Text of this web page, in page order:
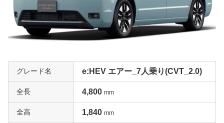
グレード名 e:HEV エアー_7人乗り(CVT_2.0)
全長 4,800 mm
全高 1,840 mm